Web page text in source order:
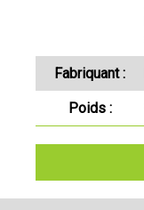
Fabriquant :
Poids :